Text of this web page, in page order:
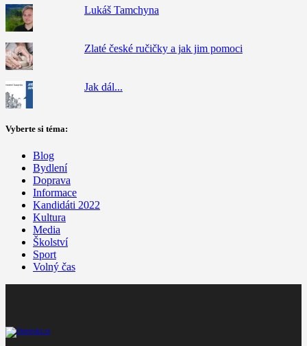
Lukáš Tamchyna
Zlaté české ručičky a jak jim pomoci
Jak dál...
Vyberte si téma:
Blog
Bydlení
Doprava
Informace
Kandidáti 2022
Kultura
Media
Školství
Sport
Volný čas